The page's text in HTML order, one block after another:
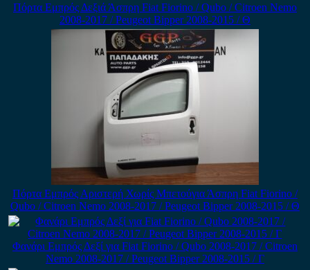
Πόρτα Εμπρός Δεξιά Άσπρη Fiat Fiorino / Qubo / Citroen Nemo
2008-2017 / Peugeot Bipper 2008-2015 / Θ
Πόρτα Εμπρός Αριστερή Χωρίς Μπετούγια Άσπρη Fiat Fiorino /
Qubo / Citroen Nemo 2008-2017 / Peugeot Bipper 2008-2015 / Θ
Φανάρι Εμπρός Δεξί για Fiat Fiorino / Qubo 2008-2017 / Citroen
Nemo 2008-2017 / Peugeot Bipper 2008-2015 / Γ